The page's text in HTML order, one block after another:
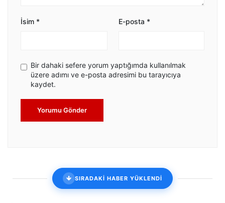
İsim * E-posta *
Bir dahaki sefere yorum yaptığımda kullanılmak
üzere adımı ve e-posta adresimi bu tarayıcıya
kaydet.
Yorumu Gönder
SIRADAKİ HABER YÜKLENDİ